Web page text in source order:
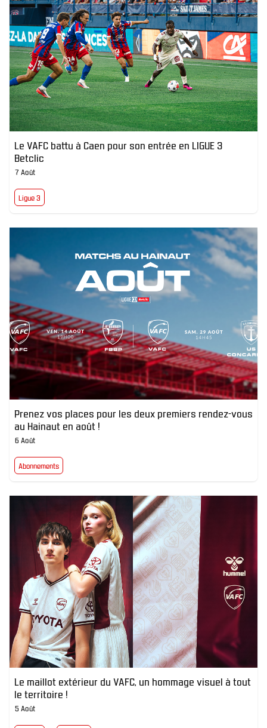
Le VAFC battu à Caen pour son entrée en LIGUE 3
Betclic
7 Août
Ligue 3
Prenez vos places pour les deux premiers rendez-vous
au Hainaut en août !
6 Août
Abonnements
Le maillot extérieur du VAFC, un hommage visuel à tout
le territoire !
5 Août